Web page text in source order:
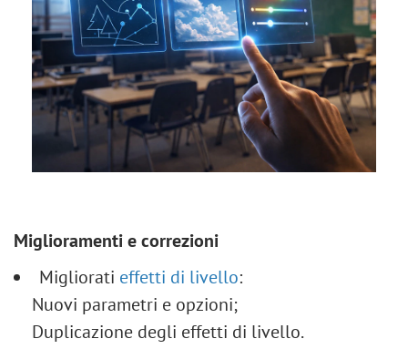
Miglioramenti e correzioni
Migliorati effetti di livello:
Nuovi parametri e opzioni;
Duplicazione degli effetti di livello.